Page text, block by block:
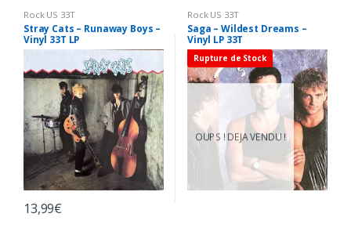
Rock US 33T
Stray Cats – Runaway Boys –
Vinyl 33T LP
13,99€
Rock US 33T
Saga – Wildest Dreams –
Vinyl LP 33T
Rupture de Stock
OUPS ! DEJA VENDU !